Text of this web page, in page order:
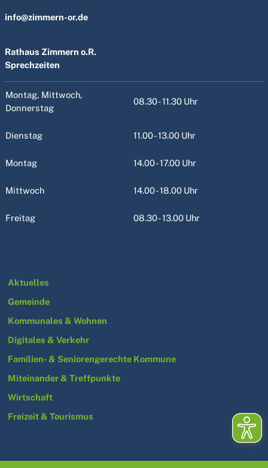
info@zimmern-or.de
Rathaus Zimmern o.R.
Sprechzeiten
Montag, Mittwoch,
Donnerstag
08.30 - 11.30 Uhr
Dienstag 11.00 - 13.00 Uhr
Montag 14.00 - 17.00 Uhr
Mittwoch 14.00 - 18.00 Uhr
Freitag 08.30 - 13.00 Uhr
Aktuelles
Gemeinde
Kommunales & Wohnen
Digitales & Verkehr
Familien- & Seniorengerechte Kommune
Miteinander & Treffpunkte
Wirtschaft
Freizeit & Tourismus